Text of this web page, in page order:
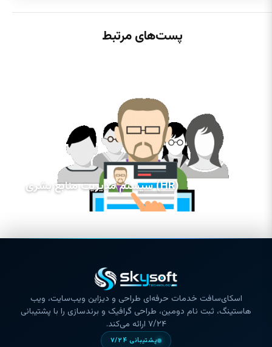
پست‌های مرتبط
سیستم مدیریت منابع بشری (HR)
اسکای‌سافت خدمات حرفه‌ای طراحی و دیزاین ویب‌سایت، ویب
هاستینگ، ثبت نام دومین، طراحی گرافیک و برندسازی را با پشتیبانی
۷/۲۴ ارائه می‌کند.
پشتیبانی ۷/۲۴